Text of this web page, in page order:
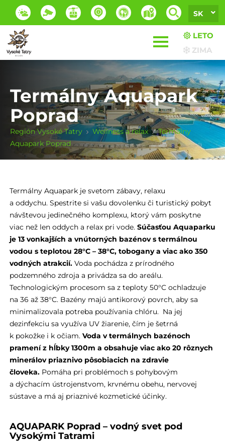
SK
LETO
ZIMA
Termálny Aquapark
Poprad
Región Vysoké Tatry Wellness a relax
Termálny
Aquapark Poprad
Termálny Aquapark je svetom zábavy, relaxu
a oddychu. Spestrite si vašu dovolenku či turistický pobyt
návštevou jedinečného komplexu, ktorý vám poskytne
viac než len oddych a relax pri vode. Súčasťou Aquaparku
je 13 vonkajších a vnútorných bazénov s termálnou
vodou s teplotou 28°C – 38°C, tobogany a viac ako 350
vodných atrakcií. Voda pochádza z prírodného
podzemného zdroja a privádza sa do areálu.
Technologickým procesom sa z teploty 50°C ochladzuje
na 36 až 38°C. Bazény majú antikorový povrch, aby sa
minimalizovala potreba používania chlóru. Na jej
dezinfekciu sa využíva UV žiarenie, čím je šetrná
k pokožke i k očiam. Voda v termálnych bazénoch
pramení z hĺbky 1300m a obsahuje viac ako 20 rôznych
minerálov priaznivo pôsobiacich na zdravie
človeka. Pomáha pri problémoch s pohybovým
a dýchacím ústrojenstvom, krvnému obehu, nervovej
sústave a má aj priaznivé kozmetické účinky.
AQUAPARK Poprad – vodný svet pod
Vysokými Tatrami